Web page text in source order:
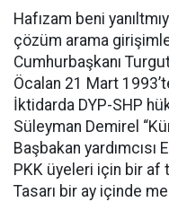
Hafızam beni
çözüm arama
Cumhurbaşkanı
Öcalan 21 Mart
İktidarda DYP-SHP
Süleyman Demirel
Başbakan
PKK üyeleri için bir af
Tasarı bir ay içinde